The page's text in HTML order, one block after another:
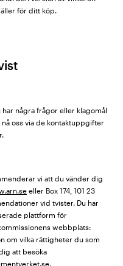
för ditt köp.
har några frågor eller klagomål
oss via de kontaktuppgifter
vi att du vänder dig
eller Box 174, 101 23
vid tvister. Du har
plattform för
webbplats:
om vilka rättigheter du som
att besöka
.